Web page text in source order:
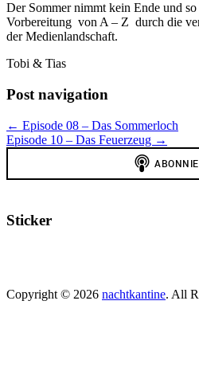
Der Sommer nimmt kein Ende und
Vorbereitung von A – Z durch die
der Medienlandschaft.
Tobi & Tias
Post navigation
← Episode 08 – Das Sommerloch
Episode 10 – Das Feuerzeug →
Sticker
Copyright © 2026 nachtkantine. All